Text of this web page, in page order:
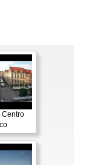
Centro